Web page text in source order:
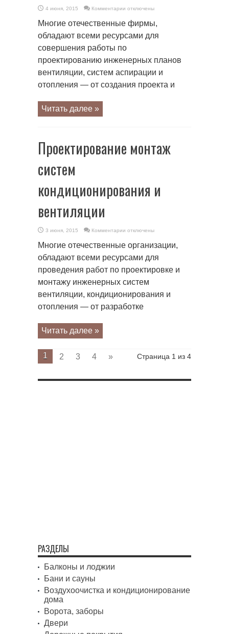
4 июня, 2015 Комментарии
Работы
по
систем
кондиционирования
отключены
Многие отечественные фирмы,
обладают всеми ресурсами для
совершения работы по
проектированию инженерных планов
вентиляции, систем аспирации и
отопления — от создания проекта и
Читать далее »
Проектирование монтаж
систем
кондиционирования и
вентиляции
3 июня, 2015 Комментарии
монтаж
кондиционирования
вентиляции
отключены
Многие отечественные организации,
обладают всеми ресурсами для
проведения работ по проектировке и
монтажу инженерных систем
вентиляции, кондиционирования и
отопления — от разработке
Читать далее »
Страница 1 из 4
1 2 3 4 »
РАЗДЕЛЫ
Балконы и лоджии
Бани и сауны
Воздухоочистка и кондиционирование
дома
Ворота, заборы
Двери